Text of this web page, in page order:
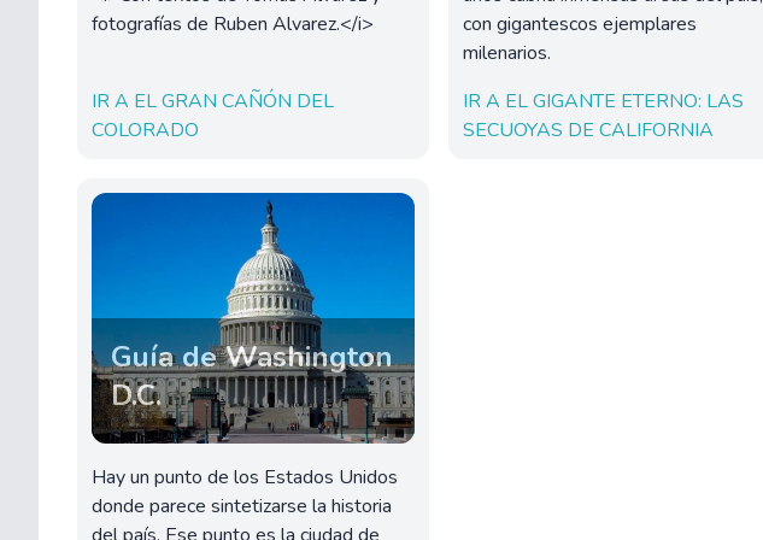
fotografías de Ruben Alvarez.</i>
IR A EL GRAN CAÑÓN DEL
COLORADO
con gigantescos ejemplares
milenarios.
IR A EL GIGANTE ETERNO: LAS
SECUOYAS DE CALIFORNIA
Guía de Washington
D.C.
Hay un punto de los Estados Unidos
donde parece sintetizarse la historia